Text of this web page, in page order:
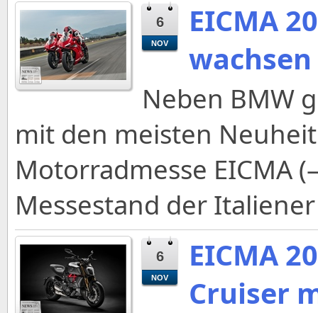
6
NOV
EICMA
Neben BMW
mit den meisten
Motorradmesse EICMA
Messestand der
6
NOV
EICMA
Cruiser